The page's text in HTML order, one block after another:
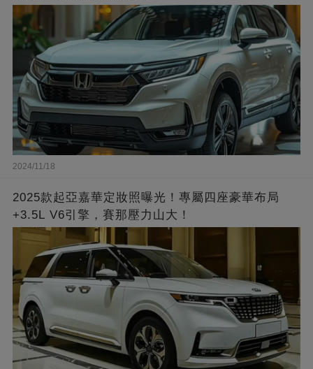
2024/11/18
2025款起亞嘉華定妝照曝光！專屬四座豪華布局
+3.5L V6引擎，賽那壓力山大！